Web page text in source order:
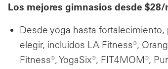
Los mejores gimnasios desde $28/
Desde yoga hasta
elegir, incluidos LA Fitness®,
Fitness®, YogaSix®, FIT4MOM®,